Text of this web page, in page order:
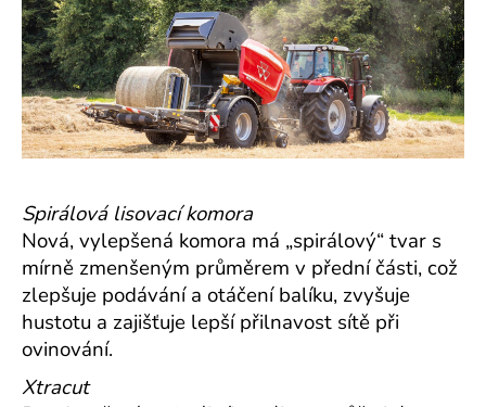
Spirálová lisovací komora
Nová, vylepšená komora má „spirálový“ tvar s
mírně zmenšeným průměrem v přední části, což
zlepšuje podávání a otáčení balíku, zvyšuje
hustotu a zajišťuje lepší přilnavost sítě při
ovinování.
Xtracut